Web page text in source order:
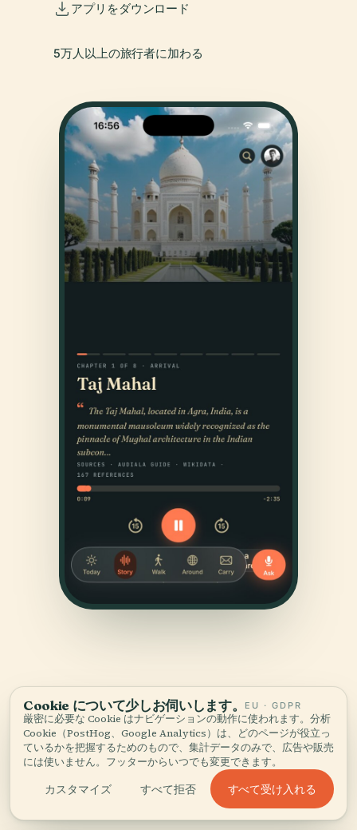
アプリをダウンロード
5万人以上の旅行者に加わる
出典
確かめて、お見せする。
歴史的記録、建築アーカイブ、そして地元の知見をもとに、
Audiala編集チームが調査・執筆しました。
Cookie について少しお伺いします。 EU · GDPR
厳密に必要な Cookie はナビゲーションの動作に使われます。分析
Cookie（PostHog、Google Analytics）は、どのページが役立っ
ているかを把握するためのもので、集計データのみで、広告や販売
には使いません。フッターからいつでも変更できます。
カスタマイズ すべて拒否 すべて受け入れる